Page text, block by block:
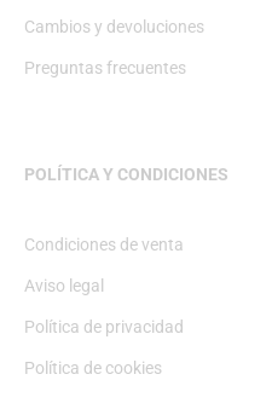
Cambios y devoluciones
Preguntas frecuentes
POLÍTICA Y CONDICIONES
Condiciones de venta
Aviso legal
Política de privacidad
Política de cookies